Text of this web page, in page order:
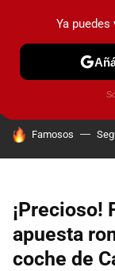
PRUEBAS
HOY SE HABLA DE
Famosos
¡Precioso!
apuesta
coche de
Ya